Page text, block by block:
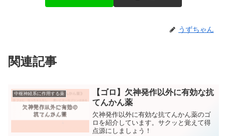
うずちゃん
関連記事
中枢神経系に作用する薬
【ゴロ】欠神発作以外に有効な抗
てんかん薬
欠神発作以外に有効な抗てんかん薬のゴ
ロを紹介しています。サクッと覚えて得
点源にしましょう！